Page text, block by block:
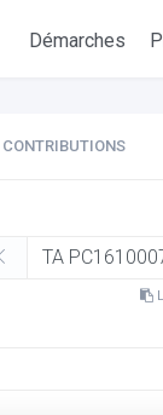
Démarches
CONTRIBUTIONS